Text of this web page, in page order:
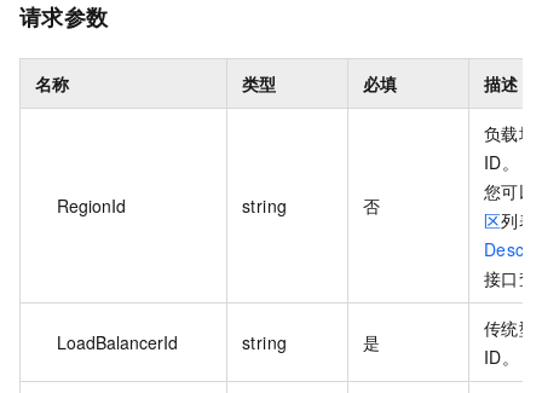
请求参数
名称 类型 必填 描述
RegionId string 否
负载均
ID。
您可以
区列表
接口查
LoadBalancerId string 是
传统型
ID。